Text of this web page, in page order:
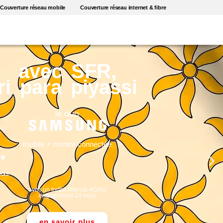
Couverture réseau mobile Couverture réseau internet & fibre
avec SFR,
para piyassi
mobile + montre connectée
avec un forfait intense 4G/5G
engagement 24 mois